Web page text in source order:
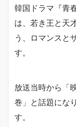
韓国ドラマ『青
は、若き王と天
う、ロマンスと
す。
放送当時から「
巻」と話題にな
す。